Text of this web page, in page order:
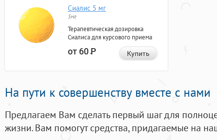
Сиалис 5 мг
5мг
Терапевтическая дозировка
Сиалиса для курсового приема
от 60Р Купить
На пути к совершенству вместе с нами
Предлагаем Вам сделать первый шаг для
жизни. Вам помогут средства, придагаемые на